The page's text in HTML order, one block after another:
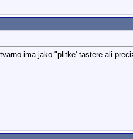
ima jako "plitke' tastere ali